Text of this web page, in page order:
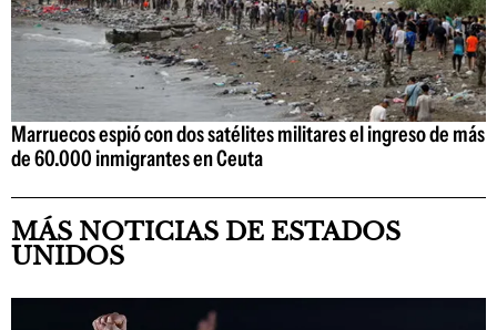
Marruecos espió con dos satélites militares el ingreso de más
de 60.000 inmigrantes en Ceuta
MÁS NOTICIAS DE ESTADOS
UNIDOS